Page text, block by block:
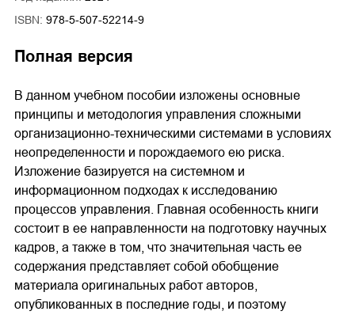
ISBN: 978-5-507-52214-9
Полная версия
В данном учебном пособии изложены основные
принципы и методология управления сложными
организационно-техническими системами в условиях
неопределенности и порождаемого ею риска.
Изложение базируется на системном и
информационном подходах к исследованию
процессов управления. Главная особенность книги
состоит в ее направленности на подготовку научных
кадров, а также в том, что значительная часть ее
содержания представляет собой обобщение
материала оригинальных работ авторов,
опубликованных в последние годы, и поэтому